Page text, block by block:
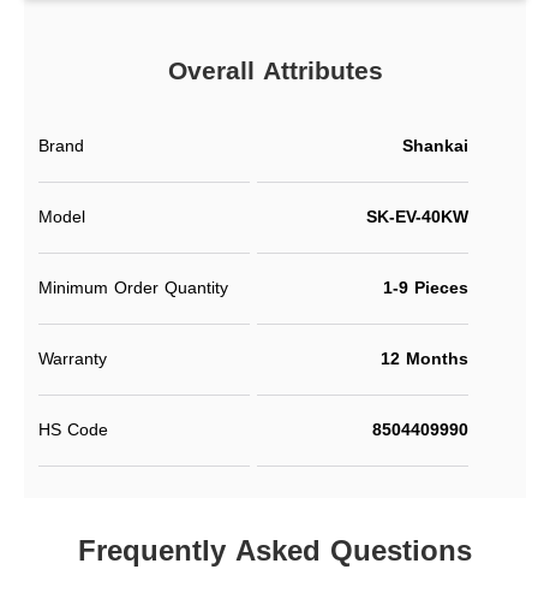
Overall Attributes
Brand Shankai
Model SK-EV-40KW
Minimum Order Quantity 1-9 Pieces
Warranty 12 Months
HS Code 8504409990
Frequently Asked Questions